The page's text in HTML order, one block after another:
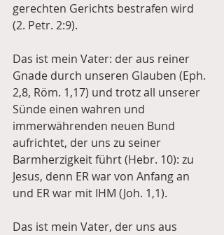
gerechten Gerichts bestrafen wird
(2. Petr. 2:9).
Das ist mein Vater: der aus reiner
Gnade durch unseren Glauben (Eph.
2,8, Röm. 1,17) und trotz all unserer
Sünde einen wahren und
immerwährenden neuen Bund
aufrichtet, der uns zu seiner
Barmherzigkeit führt (Hebr. 10): zu
Jesus, denn ER war von Anfang an
und ER war mit IHM (Joh. 1,1).
Das ist mein Vater, der uns aus